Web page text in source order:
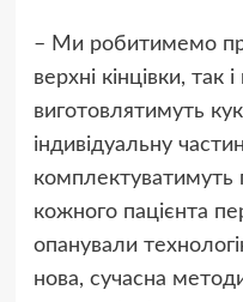
– Ми робитимемо
верхні кінцівки, так
виготовлятимуть
індивідуальну
комплектуватимуть
кожного пацієнта
опанували
нова, сучасна